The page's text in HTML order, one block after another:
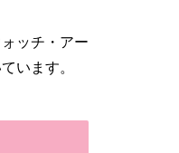
ッチ・アー
います。